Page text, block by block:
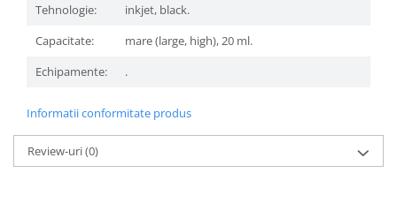
Tehnologie:
inkjet, black.
Capacitate:
mare (large, high), 20 ml.
Echipamente:
.
Informatii conformitate produs
Review-uri(0)